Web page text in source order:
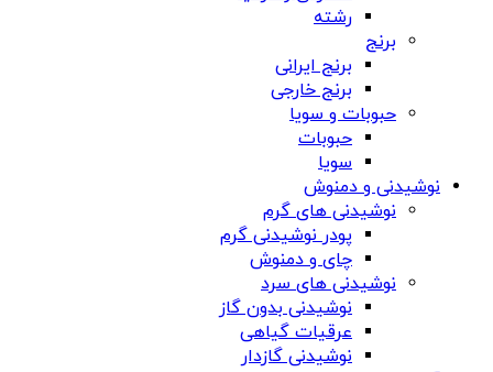
رشته
برنج
برنج ایرانی
برنج خارجی
حبوبات و سویا
حبوبات
سویا
نوشیدنی و دمنوش
نوشیدنی های گرم
پودر نوشیدنی گرم
چای و دمنوش
نوشیدنی های سرد
نوشیدنی بدون گاز
عرقیات گیاهی
نوشیدنی گازدار